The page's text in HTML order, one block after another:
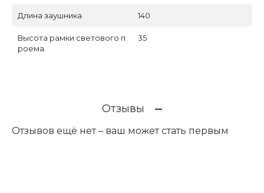
Длина заушника 140
Высота рамки светового п
роема
35
Отзывы
Отзывов ещё нет – ваш может стать первым